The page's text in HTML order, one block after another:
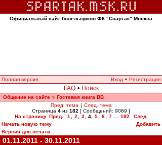
Официальный сайт болельщиков ФК "Спартак" Москва
Полная версия Вход • Регистрация
FAQ • Поиск
Общение на сайте » Гостевая книга ВВ
Пред. тема | След. тема
Страница 4 из 182 [ Сообщений: 9069 ]
На страницу Пред. 1 2 3 4, 5 6 7 182
След.
Начать новую тему
Добавить
Версия для печати
01.11.2011 - 30.11.2011